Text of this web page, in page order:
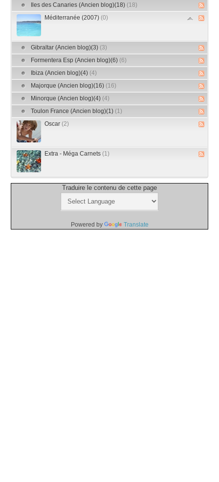
Iles des Canaries (Ancien blog)(18) (18)
Méditerranée (2007) (0)
Gibraltar (Ancien blog)(3) (3)
Formentera Esp (Ancien blog)(6) (6)
Ibiza (Ancien blog)(4) (4)
Majorque (Ancien blog)(16) (16)
Minorque (Ancien blog)(4) (4)
Toulon France (Ancien blog)(1) (1)
Oscar (2)
Extra - Méga Carnets (1)
Traduire le contenu de cette page
Powered by Translate